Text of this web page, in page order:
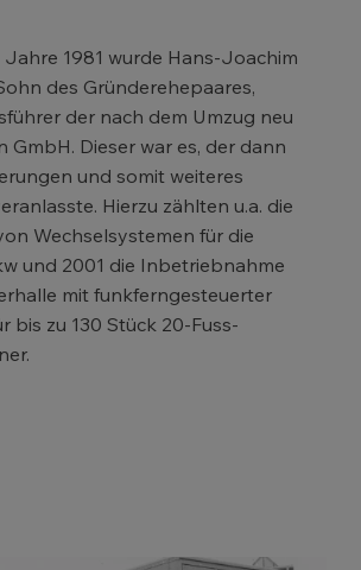
Jahre 1981 wurde Hans-Joachim
des Gründerehepaares,
der nach dem Umzug neu
GmbH. Dieser war es, der dann
und somit weiteres
Hierzu zählten u.a. die
Wechselsystemen für die
und 2001 die Inbetriebnahme
mit funkferngesteuerter
bis zu 130 Stück 20-Fuss-